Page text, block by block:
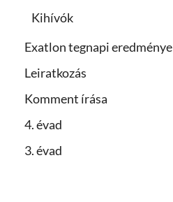
Kihívók
Exatlon tegnapi eredménye
Leiratkozás
Komment írása
4. évad
3. évad